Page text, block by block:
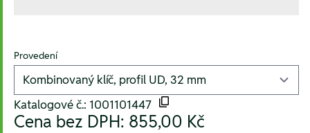
Provedení
Katalogové č.: 1001101447
Cena bez DPH: 855,00 Kč